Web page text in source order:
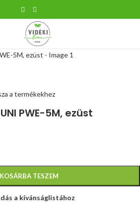
a termékekhez
PWE-5M, ezüst
KOSÁRBA TESZEM
a kívánságlistához